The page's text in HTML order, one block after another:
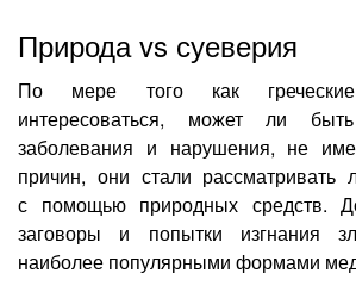
Природа vs суеверия
По мере того как
интересоваться, может ли
заболевания и нарушения, не
причин, они стали рассматривать
с помощью природных средств.
заговоры и попытки изгнания
наиболее популярными формами